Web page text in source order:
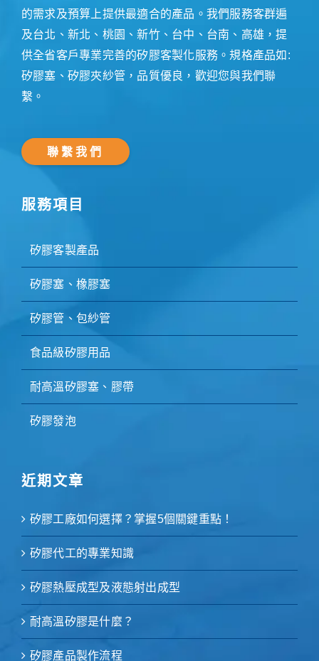
的需求及預算上提供最適合的產品。我們服務客群遍
及台北、新北、桃園、新竹、台中、台南、高雄，提
供全省客戶專業完善的矽膠客製化服務。規格產品如:
矽膠塞、矽膠夾紗管，品質優良，歡迎您與我們聯
繫。
聯繫我們
服務項目
矽膠客製產品
矽膠塞、橡膠塞
矽膠管、包紗管
食品級矽膠用品
耐高溫矽膠塞、膠帶
矽膠發泡
近期文章
矽膠工廠如何選擇？掌握5個關鍵重點！
矽膠代工的專業知識
矽膠熱壓成型及液態射出成型
耐高溫矽膠是什麼？
矽膠產品製作流程